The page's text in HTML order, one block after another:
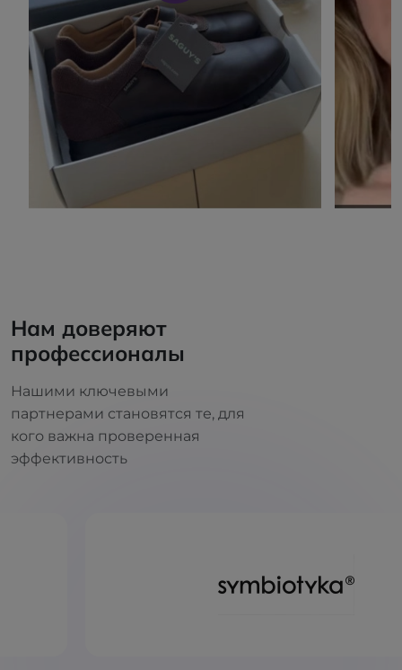
Нам доверяют
профессионалы
Нашими ключевыми
партнерами становятся те, для
кого важна проверенная
эффективность